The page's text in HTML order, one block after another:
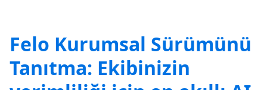
Felo Kurumsal Sürümünü
Tanıtma: Ekibinizin